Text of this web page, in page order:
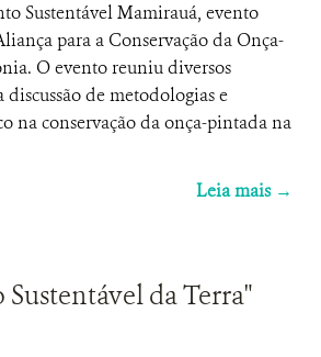
Sustentável Mamirauá, evento
para a Conservação da Onça-
O evento reuniu diversos
discussão de metodologias e
na conservação da onça-pintada na
Leia mais →
da Terra"